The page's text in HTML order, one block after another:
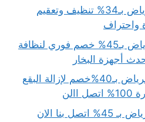
شركة تنظيف مكاتب بالرياض بـ34% تنظيف وتعقيم
واحتراف
شركة تنظيف بالبخار بالرياض بـ45% خصم فوري لنظافة
أجهزة البخار
شركة تنظيف الجدران بالرياض بـ40%خصم لإزالة البقع
شركة تنظيف شبابيك بالرياض بـ 45% اتصل بنا الان